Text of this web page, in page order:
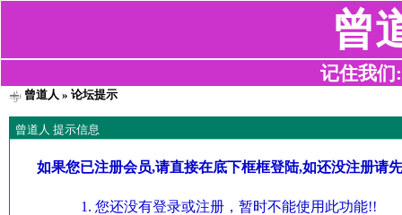
曾
记住我们
曾道人 » 论坛提示
曾道人 提示信息
如果您已注册会员,请直接在底下框框登陆,如还没注册请
您还没有登录或注册，暂时不能使用此功能!!